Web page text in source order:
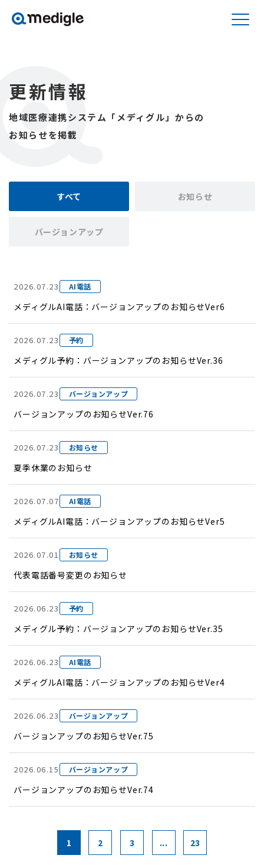
更新情報
地域医療連携システム「メディグル」からの
お知らせを掲載
すべて お知らせ
バージョンアップ
2026.07.23 AI電話
メディグルAI電話：バージョンアップのお知らせVer6
2026.07.23 予約
メディグル予約：バージョンアップのお知らせVer.36
2026.07.23 バージョンアップ
バージョンアップのお知らせVer.76
2026.07.23 お知らせ
夏季休業のお知らせ
2026.07.07 AI電話
メディグルAI電話：バージョンアップのお知らせVer5
2026.07.01 お知らせ
代表電話番号変更のお知らせ
2026.06.23 予約
メディグル予約：バージョンアップのお知らせVer.35
2026.06.23 AI電話
メディグルAI電話：バージョンアップのお知らせVer4
2026.06.23 バージョンアップ
バージョンアップのお知らせVer.75
2026.06.15 バージョンアップ
バージョンアップのお知らせVer.74
1 2 3 ... 23